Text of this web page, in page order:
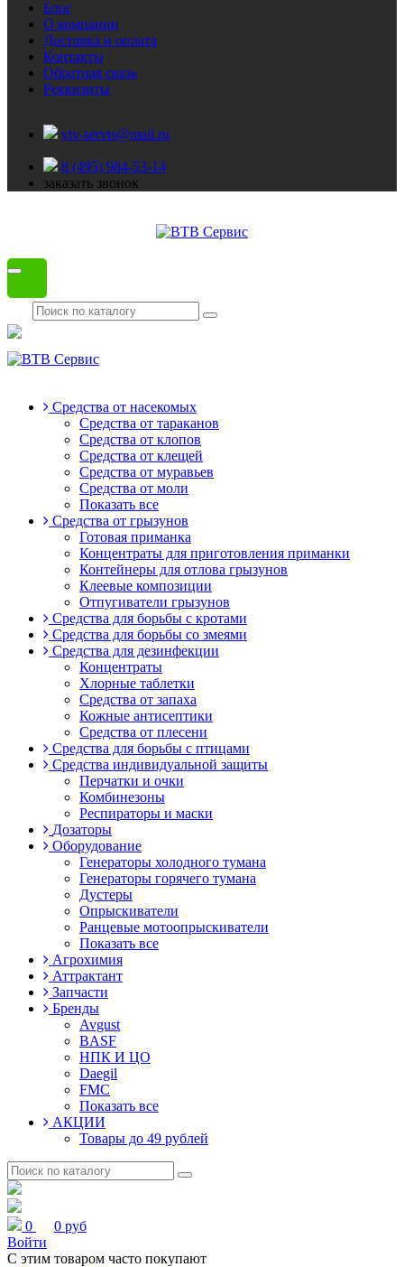
Блог
О компании
Доставка и оплата
Контакты
Обратная связь
Реквизиты
vtv-servis@mail.ru
8 (495) 984-53-14
заказать звонок
Средства от насекомых
Средства от тараканов
Средства от клопов
Средства от клещей
Средства от муравьев
Средства от моли
Показать все
Средства от грызунов
Готовая приманка
Концентраты для приготовления приманки
Контейнеры для отлова грызунов
Клеевые композиции
Отпугиватели грызунов
Средства для борьбы с кротами
Средства для борьбы со змеями
Средства для дезинфекции
Концентраты
Хлорные таблетки
Средства от запаха
Кожные антисептики
Средства от плесени
Средства для борьбы с птицами
Средства индивидуальной защиты
Перчатки и очки
Комбинезоны
Респираторы и маски
Дозаторы
Оборудование
Генераторы холодного тумана
Генераторы горячего тумана
Дустеры
Опрыскиватели
Ранцевые мотоопрыскиватели
Показать все
Агрохимия
Аттрактант
Запчасти
Бренды
Avgust
BASF
НПК И ЦО
Daegil
FMC
Показать все
АКЦИИ
Товары до 49 рублей
0
0 руб
Войти
С этим товаром часто покупают